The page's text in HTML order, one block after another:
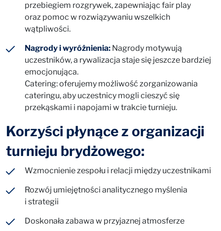
przebiegiem rozgrywek, zapewniając fair play
oraz pomoc w rozwiązywaniu wszelkich
wątpliwości.
Nagrody i wyróżnienia: Nagrody motywują
uczestników, a rywalizacja staje się jeszcze bardziej
emocjonująca.
Catering: oferujemy możliwość zorganizowania
cateringu, aby uczestnicy mogli cieszyć się
przekąskami i napojami w trakcie turnieju.
Korzyści płynące z organizacji
turnieju brydżowego:
Wzmocnienie zespołu i relacji między uczestnikami
Rozwój umiejętności analitycznego myślenia
i strategii
Doskonała zabawa w przyjaznej atmosferze